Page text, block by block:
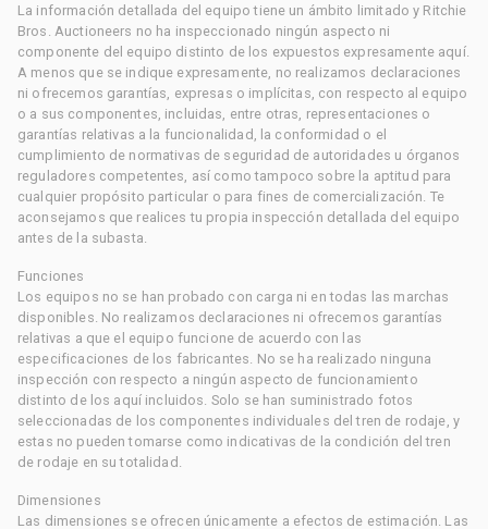
La información detallada del equipo tiene un ámbito limitado y Ritchie
Bros. Auctioneers no ha inspeccionado ningún aspecto ni
componente del equipo distinto de los expuestos expresamente aquí.
A menos que se indique expresamente, no realizamos declaraciones
ni ofrecemos garantías, expresas o implícitas, con respecto al equipo
o a sus componentes, incluidas, entre otras, representaciones o
garantías relativas a la funcionalidad, la conformidad o el
cumplimiento de normativas de seguridad de autoridades u órganos
reguladores competentes, así como tampoco sobre la aptitud para
cualquier propósito particular o para fines de comercialización. Te
aconsejamos que realices tu propia inspección detallada del equipo
antes de la subasta.
Funciones
Los equipos no se han probado con carga ni en todas las marchas
disponibles. No realizamos declaraciones ni ofrecemos garantías
relativas a que el equipo funcione de acuerdo con las
especificaciones de los fabricantes. No se ha realizado ninguna
inspección con respecto a ningún aspecto de funcionamiento
distinto de los aquí incluidos. Solo se han suministrado fotos
seleccionadas de los componentes individuales del tren de rodaje, y
estas no pueden tomarse como indicativas de la condición del tren
de rodaje en su totalidad.
Dimensiones
Las dimensiones se ofrecen únicamente a efectos de estimación. Las